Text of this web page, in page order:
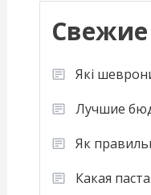
Які
Лучшие
Як
Какая